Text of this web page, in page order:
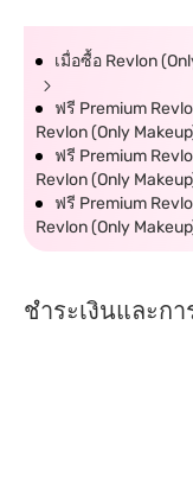
เมื่อซื้อ Revlon
ฟรี Premium
Revlon (Only
ฟรี Premium
Revlon (Only
ฟรี Premium
Revlon (Only
ชำระเงินและกา